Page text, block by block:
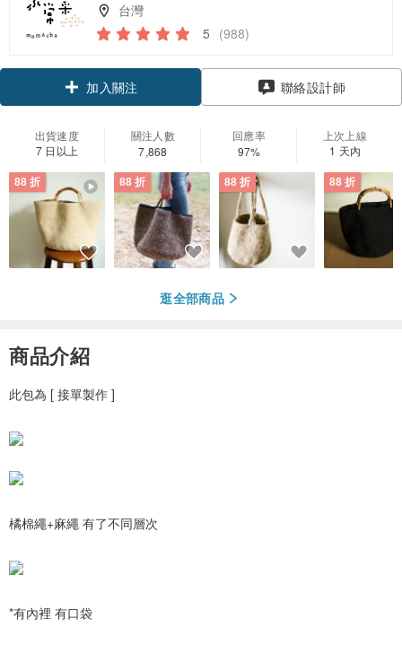
台灣
5 (988)
加入關注
聯絡設計師
出貨速度
7 日以上
關注人數
7,868
回應率
97%
上次上線
1 天內
88 折 88 折 88 折 88 折
逛全部商品
商品介紹
此包為 [ 接單製作 ]
橘棉繩+麻繩 有了不同層次
*有內裡 有口袋